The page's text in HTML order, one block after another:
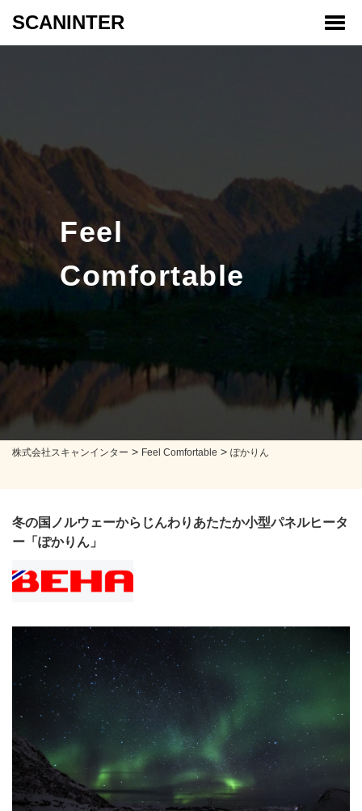
SCANINTER
Feel
Comfortable
株式会社スキャンインター > Feel Comfortable > ぽかりん
冬の国ノルウェーからじんわりあたたか小型パネルヒータ
ー「ぽかりん」